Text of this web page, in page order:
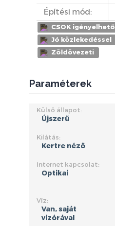
Építési mód:
CSOK igényelhető
Jó közlekedéssel
Zöldövezeti
Paraméterek
Külső állapot:
Újszerű
Kilátás:
Kertre néző
Internet kapcsolat:
Optikai
Víz:
Van, saját
vízórával